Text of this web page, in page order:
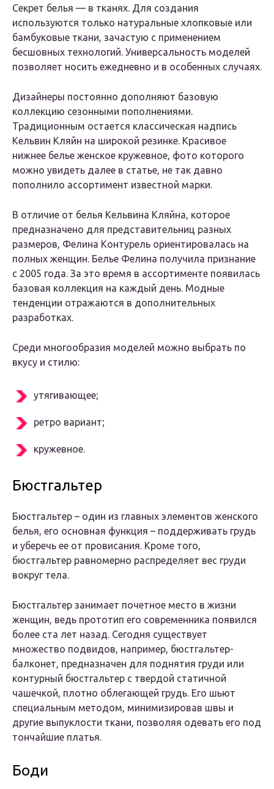
Секрет белья — в тканях. Для создания
используются только натуральные хлопковые или
бамбуковые ткани, зачастую с применением
бесшовных технологий. Универсальность моделей
позволяет носить ежедневно и в особенных случаях.
Дизайнеры постоянно дополняют базовую
коллекцию сезонными пополнениями.
Традиционным остается классическая надпись
Кельвин Кляйн на широкой резинке. Красивое
нижнее белье женское кружевное, фото которого
можно увидеть далее в статье, не так давно
пополнило ассортимент известной марки.
В отличие от белья Кельвина Кляйна, которое
предназначено для представительниц разных
размеров, Фелина Контурель ориентировалась на
полных женщин. Белье Фелина получила признание
с 2005 года. За это время в ассортименте появилась
базовая коллекция на каждый день. Модные
тенденции отражаются в дополнительных
разработках.
Среди многообразия моделей можно выбрать по
вкусу и стилю:
утягивающее;
ретро вариант;
кружевное.
Бюстгальтер
Бюстгальтер – один из главных элементов женского
белья, его основная функция – поддерживать грудь
и уберечь ее от провисания. Кроме того,
бюстгальтер равномерно распределяет вес груди
вокруг тела.
Бюстгальтер занимает почетное место в жизни
женщин, ведь прототип его современника появился
более ста лет назад. Сегодня существует
множество подвидов, например, бюстгальтер-
балконет, предназначен для поднятия груди или
контурный бюстгальтер с твердой статичной
чашечкой, плотно облегающей грудь. Его шьют
специальным методом, минимизировав швы и
другие выпуклости ткани, позволяя одевать его под
тончайшие платья.
Боди